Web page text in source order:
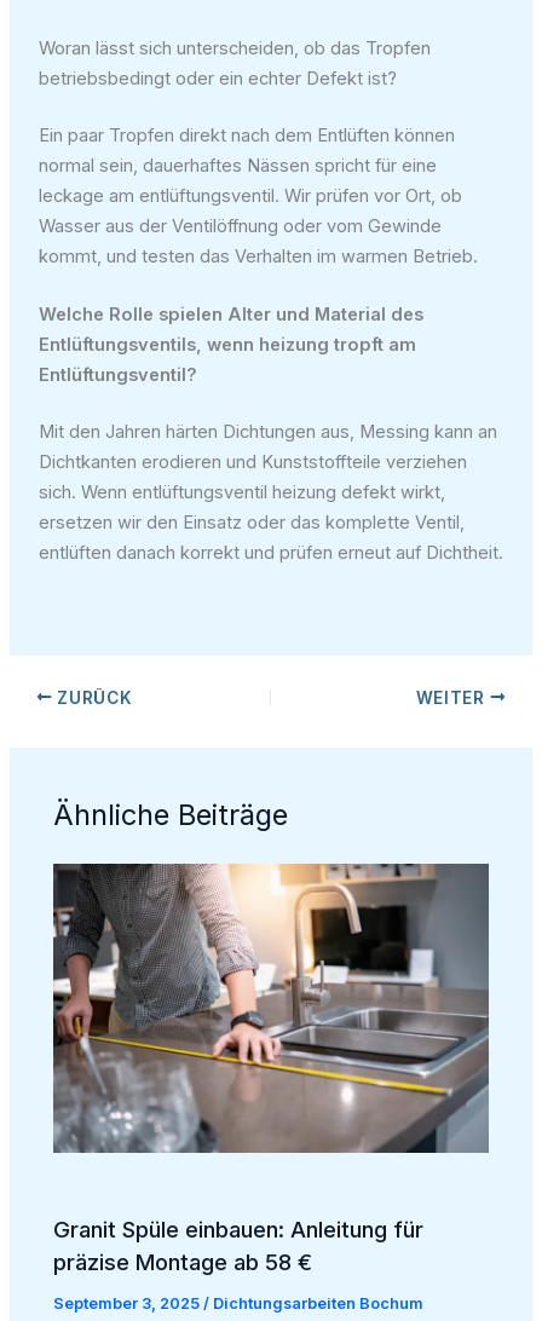
Woran lässt sich unterscheiden, ob das Tropfen
betriebsbedingt oder ein echter Defekt ist?
Ein paar Tropfen direkt nach dem Entlüften können
normal sein, dauerhaftes Nässen spricht für eine
leckage am entlüftungsventil. Wir prüfen vor Ort, ob
Wasser aus der Ventilöffnung oder vom Gewinde
kommt, und testen das Verhalten im warmen Betrieb.
Welche Rolle spielen Alter und Material des
Entlüftungsventils, wenn heizung tropft am
Entlüftungsventil?
Mit den Jahren härten Dichtungen aus, Messing kann an
Dichtkanten erodieren und Kunststoffteile verziehen
sich. Wenn entlüftungsventil heizung defekt wirkt,
ersetzen wir den Einsatz oder das komplette Ventil,
entlüften danach korrekt und prüfen erneut auf Dichtheit.
ZURÜCK WEITER
Ähnliche Beiträge
Granit Spüle einbauen: Anleitung für
präzise Montage ab 58 €
September 3, 2025/ Dichtungsarbeiten Bochum